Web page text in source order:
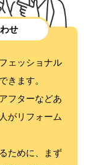
せ
ェッショナル
きます。
フターなどあ
がリフォーム
ために、まず